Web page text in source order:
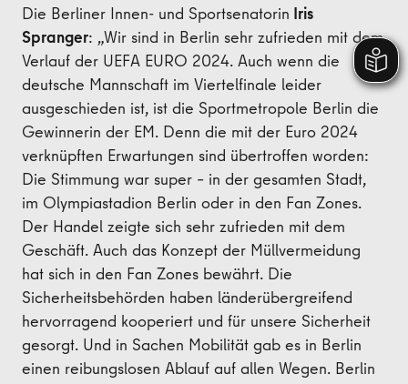
Die Berliner Innen- und Sportsenatorin Iris
Spranger: „Wir sind in Berlin sehr zufrieden mit dem
Verlauf der UEFA EURO 2024. Auch wenn die
deutsche Mannschaft im Viertelfinale leider
ausgeschieden ist, ist die Sportmetropole Berlin die
Gewinnerin der EM. Denn die mit der Euro 2024
verknüpften Erwartungen sind übertroffen worden:
Die Stimmung war super – in der gesamten Stadt,
im Olympiastadion Berlin oder in den Fan Zones.
Der Handel zeigte sich sehr zufrieden mit dem
Geschäft. Auch das Konzept der Müllvermeidung
hat sich in den Fan Zones bewährt. Die
Sicherheitsbehörden haben länderübergreifend
hervorragend kooperiert und für unsere Sicherheit
gesorgt. Und in Sachen Mobilität gab es in Berlin
einen reibungslosen Ablauf auf allen Wegen. Berlin